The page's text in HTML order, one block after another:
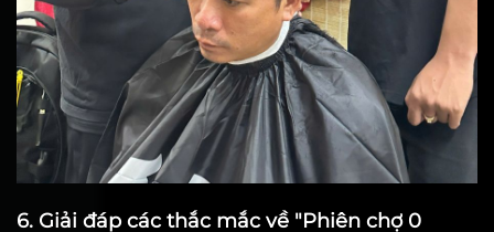
6. Giải đáp các thắc mắc về "Phiên chợ 0